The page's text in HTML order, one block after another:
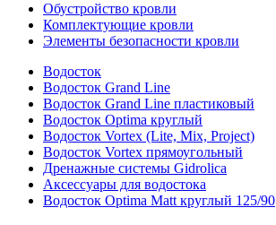
Обустройство кровли
Комплектующие кровли
Элементы безопасности кровли
Водосток
Водосток Grand Line
Водосток Grand Line пластиковый
Водосток Optima круглый
Водосток Vortex (Lite, Mix, Project)
Водосток Vortex прямоугольный
Дренажные системы Gidrolica
Аксессуары для водостока
Водосток Optima Matt круглый 125/90